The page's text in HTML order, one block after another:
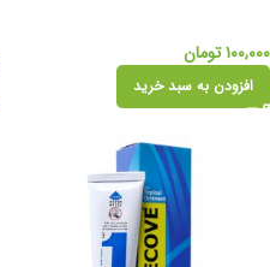
۱۰۰,۰۰۰تومان
افزودن به سبد خرید